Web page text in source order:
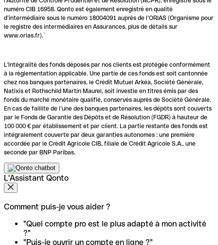
numéro CIB 16958. Qonto est également enregistré en qualité
d’intermédiaire sous le numéro 18004091 auprès de l’ORIAS (Organisme pour
le registre des intermédiaires en Assurances, plus de détails sur
www.orias.fr).`
L'intégralité des fonds déposés par nos clients est protégée conformément
à la réglementation applicable. Une partie de ces fonds est soit cantonnée
chez nos banques partenaires, le Crédit Mutuel Arkéa, Société Générale,
Natixis et Rothschild Martin Maurel, soit investie en titres émis par des
fonds du marché monétaire qualifié, conservés auprès de Société Générale.
En cas de faillite de l’une des banques partenaires, les dépôts sont couverts
par le Fonds de Garantie des Dépôts et de Résolution (FGDR) à hauteur de
100 000 € par établissement et par client. La partie restante des fonds est
intégralement couverte par deux garanties autonomes : une première
accordée par le Crédit Agricole CIB, filiale de Crédit Agricole S.A., une
seconde par BNP Paribas.
L'Assistant Qonto
Comment puis-je vous aider ?
"Quel compte pro est le plus adapté à mon activité
?"
"Puis-je ouvrir un compte en ligne ?"